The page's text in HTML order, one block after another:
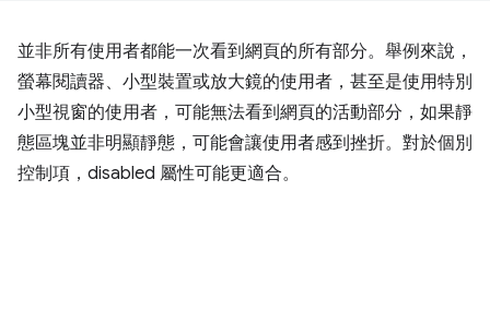
並非所有使用者都能一次看到網頁的所有部分。舉例來說，
螢幕閱讀器、小型裝置或放大鏡的使用者，甚至是使用特別
小型視窗的使用者，可能無法看到網頁的活動部分，如果靜
態區塊並非明顯靜態，可能會讓使用者感到挫折。對於個別
控制項，disabled 屬性可能更適合。